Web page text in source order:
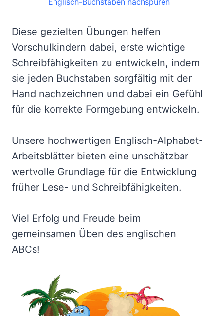
Englisch-Buchstaben nachspuren
Diese gezielten Übungen helfen
Vorschulkindern dabei, erste wichtige
Schreibfähigkeiten zu entwickeln, indem
sie jeden Buchstaben sorgfältig mit der
Hand nachzeichnen und dabei ein Gefühl
für die korrekte Formgebung entwickeln.
Unsere hochwertigen Englisch-Alphabet-
Arbeitsblätter bieten eine unschätzbar
wertvolle Grundlage für die Entwicklung
früher Lese- und Schreibfähigkeiten.
Viel Erfolg und Freude beim
gemeinsamen Üben des englischen
ABCs!